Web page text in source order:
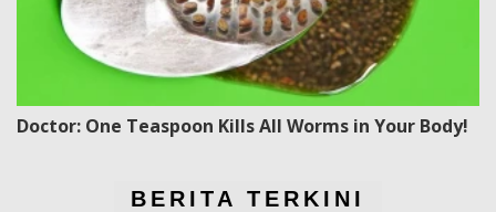
Doctor: One Teaspoon Kills All Worms in Your Body!
BERITA TERKINI